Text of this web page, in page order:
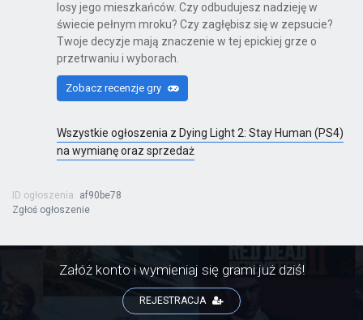
LEGO Batman: Legacy of the Dark
Knight
LEGO Batman: Legacy of the Dark
Knight - Deluxe Edition
PC
losy jego mieszkańców. Czy odbudujesz nadzieję w
świecie pełnym mroku? Czy zagłębisz się w zepsucie?
Twoje decyzje mają znaczenie w tej epickiej grze o
przetrwaniu i wyborach.
Zobacz recenzje gry
Wszystkie ogłoszenia z Dying Light 2: Stay Human (PS4)
na wymianę oraz sprzedaż
ID ogłoszenia
af90be78
Zgłoś ogłoszenie
Załóż konto i wymieniaj się grami już dziś!
REJESTRACJA